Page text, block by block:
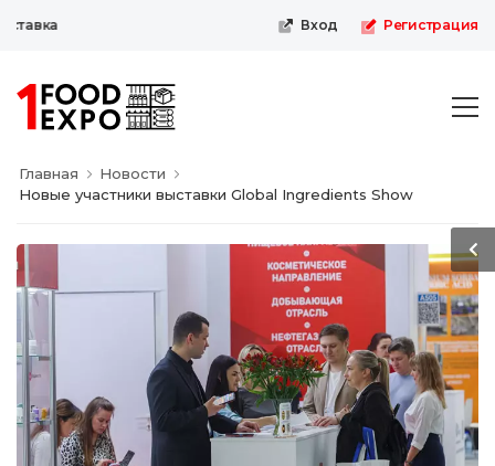
Вход Регистрация
Главная
Новости
Новые участники выставки Global Ingredients Show